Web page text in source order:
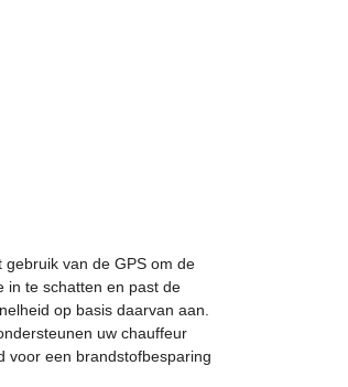
gebruik van de GPS om de
in te schatten en past de
op basis daarvan aan.
uw chauffeur
voor een brandstofbesparing